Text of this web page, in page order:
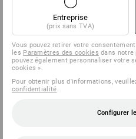
INFORMATION
MÉTHODES DE PAIEMENT
Entreprise
(prix sans TVA)
Vous pouvez retirer votre
les Paramètres des cookies dans notre
pouvez également personnaliser votre
cookies ».
Pour obtenir plus d'informations,
confidentialité
Configurer